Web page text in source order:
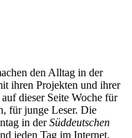
den Alltag in der
ihren Projekten und ihrer
dieser Seite Woche für
für junge Leser. Die
in derSüddeutschen
jeden Tag im Internet.